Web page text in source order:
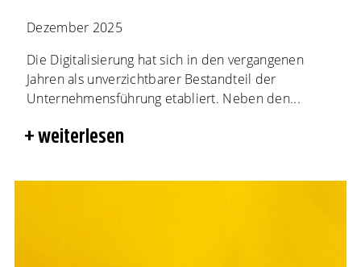
Dezember 2025
Die Digitalisierung hat sich in den vergangenen
Jahren als unverzichtbarer Bestandteil der
Unternehmensführung etabliert. Neben den...
weiterlesen